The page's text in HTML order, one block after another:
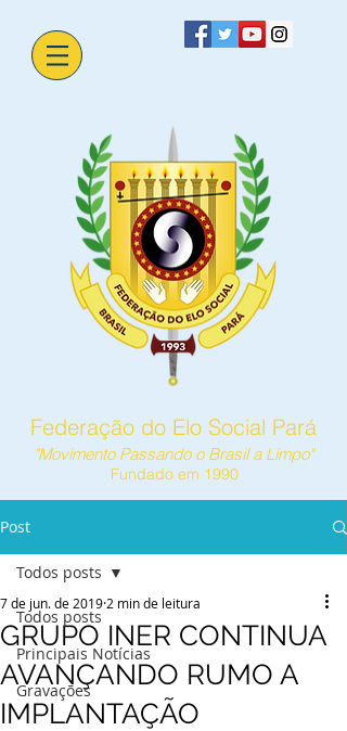
Federação do Elo Social Pará
"Movimento Passando o Brasil a Limpo"
Fundado em 1990
Post
Todos posts
Principais Notícias
Gravações
Todos posts
GRUPO INER CONTINUA
AVANÇANDO RUMO A
IMPLANTAÇÃO
7 de jun. de 2019 2 min de leitura